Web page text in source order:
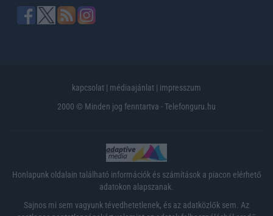
kapcsolat | médiaajánlat | impresszum
2000 © Minden jog fenntartva - Telefonguru.hu
Honlapunk oldalain található információk és számítások a piacon elérhető
adatokon alapszanak.
Sajnos mi sem vagyunk tévedhetetlenek, és az adatközlők sem. Az